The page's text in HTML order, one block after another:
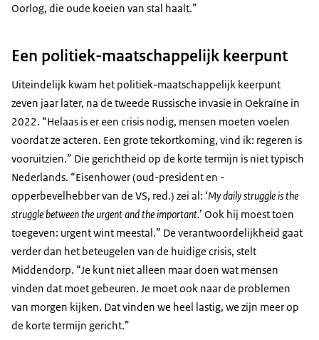
Oorlog, die oude koeien van stal haalt.”
Een politiek-maatschappelijk keerpunt
Uiteindelijk kwam het politiek-maatschappelijk keerpunt
zeven jaar later, na de tweede Russische invasie in Oekraïne in
2022. “Helaas is er een crisis nodig, mensen moeten voelen
voordat ze acteren. Een grote tekortkoming, vind ik: regeren is
vooruitzien.” Die gerichtheid op de korte termijn is niet typisch
Nederlands. “Eisenhower (oud-president en -
opperbevelhebber van de VS, red.) zei al: ‘My daily struggle is the
struggle between the urgent and the important.’ Ook hij moest toen
toegeven: urgent wint meestal.” De verantwoordelijkheid gaat
verder dan het beteugelen van de huidige crisis, stelt
Middendorp. “Je kunt niet alleen maar doen wat mensen
vinden dat moet gebeuren. Je moet ook naar de problemen
van morgen kijken. Dat vinden we heel lastig, we zijn meer op
de korte termijn gericht.”